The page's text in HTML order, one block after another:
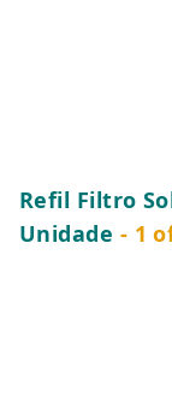
Refil Filtro
Unidade - 1